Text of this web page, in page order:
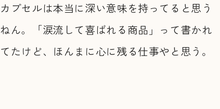
カプセルは本当に深い意味を持ってると思う
ねん。「涙流して喜ばれる商品」って書かれ
てたけど、ほんまに心に残る仕事やと思う。